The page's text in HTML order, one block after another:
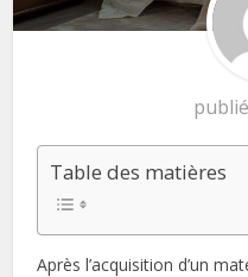
Table des matières
Après l’acquisition d’un